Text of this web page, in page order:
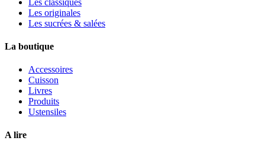
Les originales
Les sucrées & salées
La boutique
Accessoires
Cuisson
Livres
Produits
Ustensiles
A lire